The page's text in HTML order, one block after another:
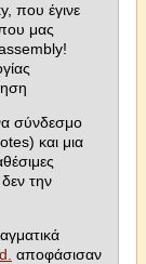
που έγινε
μας
σύνδεσμο
και μια
την
αποφάσισαν